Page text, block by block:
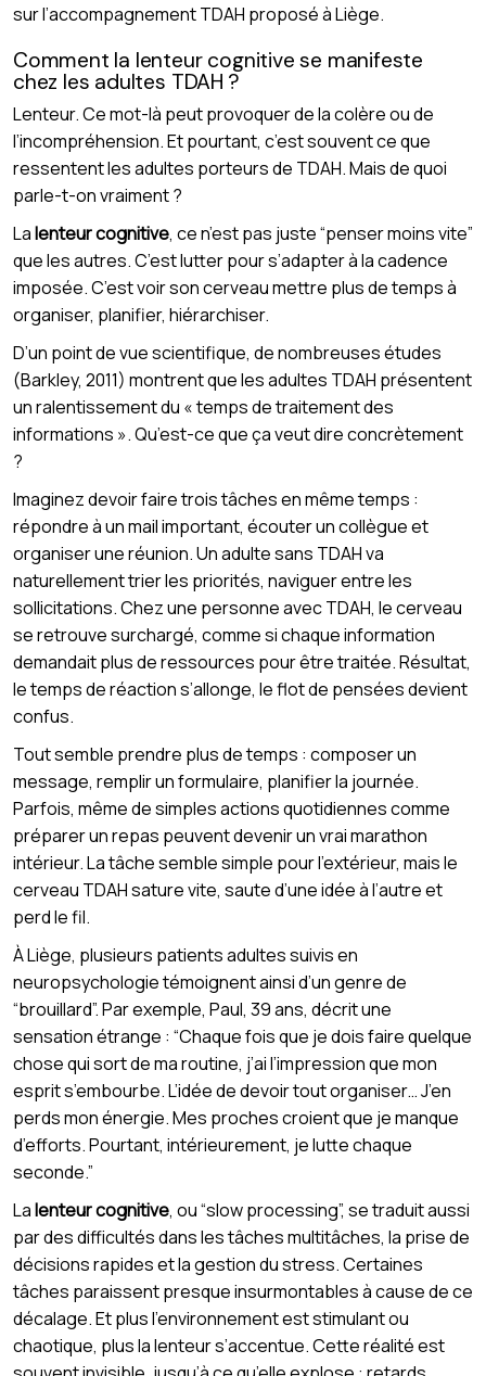
sur l’accompagnement TDAH proposé à Liège.
Comment la lenteur cognitive se manifeste
chez les adultes TDAH ?
Lenteur. Ce mot-là peut provoquer de la colère ou de
l’incompréhension. Et pourtant, c’est souvent ce que
ressentent les adultes porteurs de TDAH. Mais de quoi
parle-t-on vraiment ?
Lalenteur cognitive, ce n’est pas juste “penser moins vite”
que les autres. C’est lutter pour s’adapter à la cadence
imposée. C’est voir son cerveau mettre plus de temps à
organiser, planifier, hiérarchiser.
D’un point de vue scientifique, de nombreuses études
(Barkley, 2011) montrent que les adultes TDAH présentent
un ralentissement du « temps de traitement des
informations ». Qu’est-ce que ça veut dire concrètement
?
Imaginez devoir faire trois tâches en même temps :
répondre à un mail important, écouter un collègue et
organiser une réunion. Un adulte sans TDAH va
naturellement trier les priorités, naviguer entre les
sollicitations. Chez une personne avec TDAH, le cerveau
se retrouve surchargé, comme si chaque information
demandait plus de ressources pour être traitée. Résultat,
le temps de réaction s’allonge, le flot de pensées devient
confus.
Tout semble prendre plus de temps : composer un
message, remplir un formulaire, planifier la journée.
Parfois, même de simples actions quotidiennes comme
préparer un repas peuvent devenir un vrai marathon
intérieur. La tâche semble simple pour l’extérieur, mais le
cerveau TDAH sature vite, saute d’une idée à l’autre et
perd le fil.
À Liège, plusieurs patients adultes suivis en
neuropsychologie témoignent ainsi d’un genre de
“brouillard”. Par exemple, Paul, 39 ans, décrit une
sensation étrange : “Chaque fois que je dois faire quelque
chose qui sort de ma routine, j’ai l’impression que mon
esprit s’embourbe. L’idée de devoir tout organiser… J’en
perds mon énergie. Mes proches croient que je manque
d’efforts. Pourtant, intérieurement, je lutte chaque
seconde.”
Lalenteur cognitive, ou “slow processing”, se traduit aussi
par des difficultés dans les tâches multitâches, la prise de
décisions rapides et la gestion du stress. Certaines
tâches paraissent presque insurmontables à cause de ce
décalage. Et plus l’environnement est stimulant ou
chaotique, plus la lenteur s’accentue. Cette réalité est